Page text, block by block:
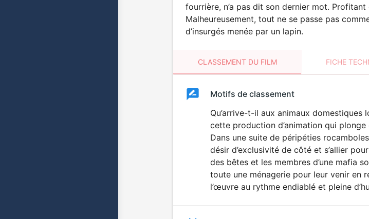
fourrière, n’a pas dit son dernier mot. Profitant
Malheureusement, tout ne se passe pas
d’insurgés menée par un lapin.
CLASSEMENT DU FILM FICHE
ClassementClassement
Motifs de classement
Qu’arrive-t-il aux animaux domestiques
cette production d’animation qui
Dans une suite de péripéties
désir d’exclusivité de côté et s’allier
des bêtes et les membres d’une mafia
toute une ménagerie pour leur venir en
l’œuvre au rythme endiablé et pleine